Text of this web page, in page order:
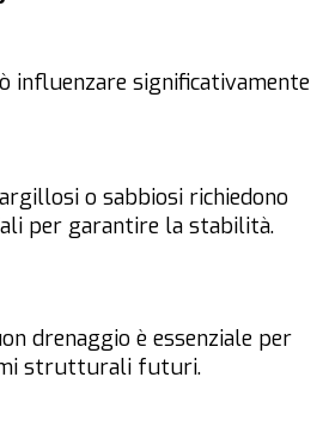
influenzare significativamente
o sabbiosi richiedono
per garantire la stabilità.
drenaggio è essenziale per
strutturali futuri.